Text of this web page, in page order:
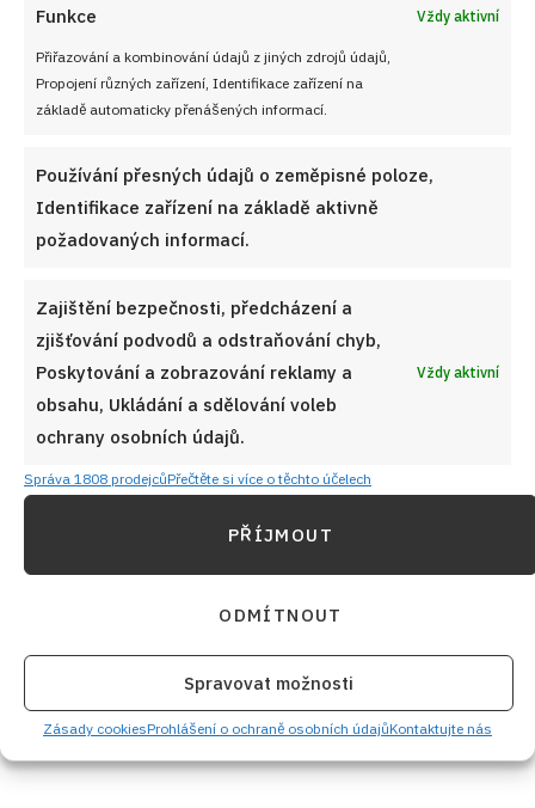
Funkce Vždy aktivní
Přiřazování a kombinování údajů z jiných zdrojů údajů,
Propojení různých zařízení, Identifikace zařízení na
základě automaticky přenášených informací.
Používání přesných údajů o zeměpisné poloze,
Identifikace zařízení na základě aktivně
požadovaných informací.
Zajištění bezpečnosti, předcházení a
zjišťování podvodů a odstraňování chyb,
Poskytování a zobrazování reklamy a
obsahu, Ukládání a sdělování voleb
ochrany osobních údajů.
Vždy aktivní
Správa 1808 prodejcůPřečtěte si více o těchto účelech
PŘÍJMOUT
ODMÍTNOUT
Spravovat možnosti
Zásady cookiesProhlášení o ochraně osobních údajůKontaktujte nás
Sdílet na FB
G Přidat do Google News